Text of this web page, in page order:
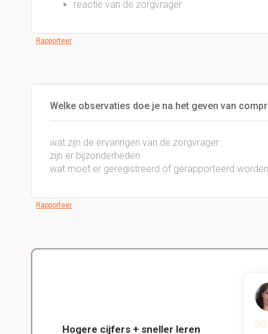
reactie van de zorgvrager
Rapporteer
Welke observaties doe je na het geven van
wat zijn de ervaringen van de zorgvrager
zijn er bijzonderheden
wat moet er geregistreerd of gerapporteerd worden
Rapporteer
Hogere cijfers + sneller leren